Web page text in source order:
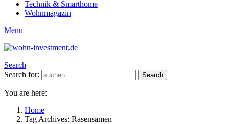
Technik & Smarthome
Wohnmagazin
Menu
Search
Search for:
Search
You are here:
Home
Tag Archives: Rasensamen